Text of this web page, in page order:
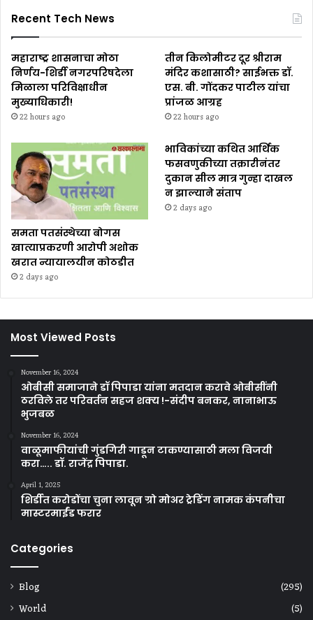
Recent Tech News
महाराष्ट्र शासनाचा मोठा
निर्णय-शिर्डी नगरपरिषदेला
मिळाला परिविक्षाधीन
मुख्याधिकारी!
22 hours ago
तीन किलोमीटर दूर श्रीराम
मंदिर कशासाठी? साईभक्त डॉ.
एस. बी. गोंदकर पाटील यांचा
प्रांजळ आग्रह
22 hours ago
समता पतसंस्थेच्या बोगस
खात्याप्रकरणी आरोपी अशोक
खरात न्यायालयीन कोठडीत
2 days ago
भाविकांच्या कथित आर्थिक
फसवणुकीच्या तक्रारीनंतर
दुकान सील मात्र गुन्हा दाखल
न झाल्याने संताप
2 days ago
Most Viewed Posts
November 16, 2024
ओबीसी समाजाने डॉ पिपाडा यांना मतदान करावे ओबीसींनी
ठरविले तर परिवर्तन सहज शक्य !-संदीप बनकर, नानाभाऊ
भुजबळ
November 16, 2024
वाळूमाफीयांची गुंडगिरी गाडून टाकण्यासाठी मला विजयी
करा….. डॉ. राजेंद्र पिपाडा.
April 1, 2025
शिर्डीत करोडोंचा चुना लावून ग्रो मोअर ट्रेडिंग नामक कंपनीचा
मास्टरमाईंड फरार
Categories
Blog
(295)
World
(5)